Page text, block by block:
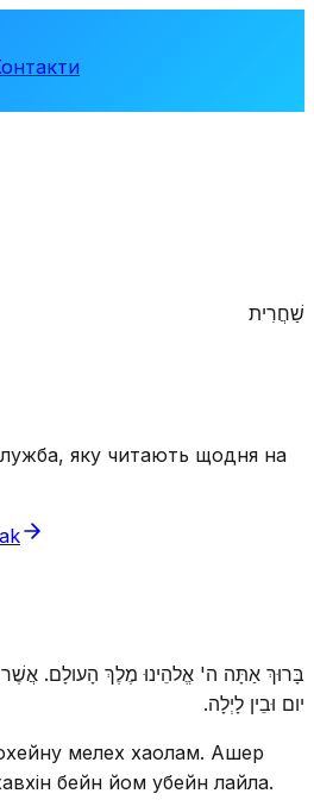
שַׁחֲרִית
яку читають щодня на
בָּרוּךְ אַתָּה ה' אֱלהֵינוּ מֶלֶךְ הָעולָם. אֲשֶׁר
יום וּבֵין לָיְלָה.
мелех хаолам. Ашер
бейн йом убейн лайла.